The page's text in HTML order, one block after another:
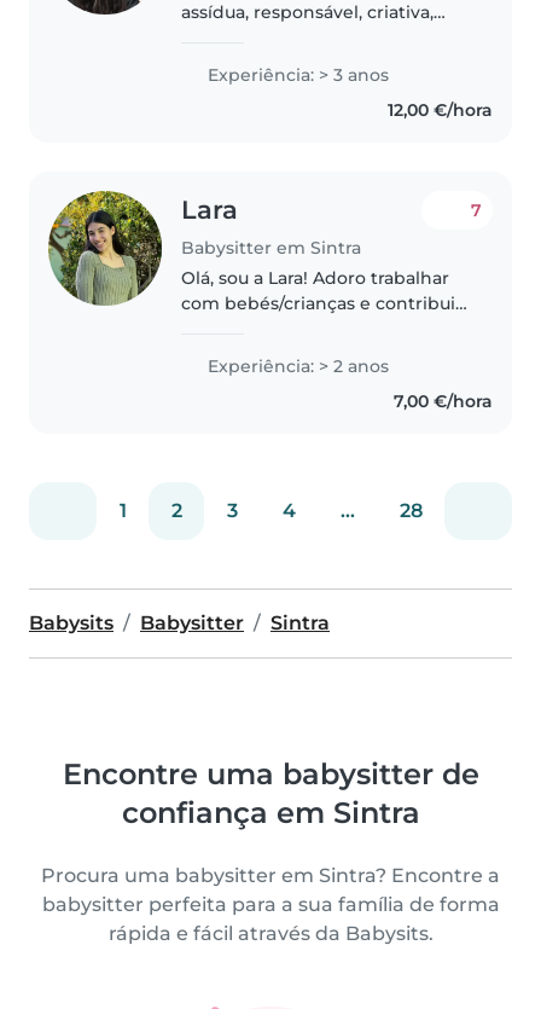
assídua, responsável, criativa,
Tenho experiência com uma
família de 3 meninos nos últimos
3 anos, trato das crianças, ir..
Experiência: > 3 anos
12,00 €/hora
Lara
Babysitter em Sintra
7
Olá, sou a Lara! Adoro trabalhar
com bebés/crianças e contribuir
desenvolvimento das mesmas.
Já tenho experiência a cuidar de
crianças, o que me permitiu
Experiência: > 2 anos
7,00 €/hora
1 2 3 4 ... 28
Babysits Babysitter Sintra
Encontre uma babysitter de
confiança em Sintra
Procura uma babysitter em Sintra? Encontre a
babysitter perfeita para a sua família de forma
rápida e fácil através da Babysits.